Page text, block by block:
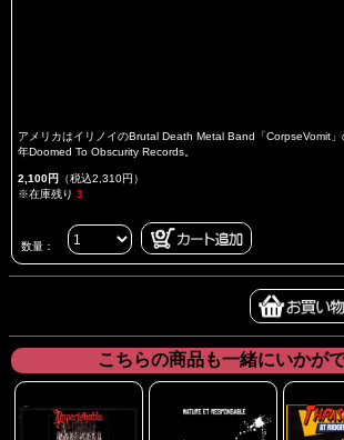
アメリカはイリノイのBrutal Death Metal Band「CorpseVomit
年Doomed To Obscurity Records。
2,100円 （税込2,310円）
※在庫残り 3
数量：
こちらの商品も一緒にいかが